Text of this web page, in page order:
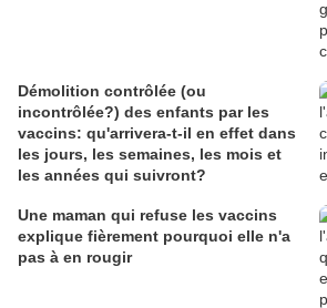
Démolition contrôlée (ou
incontrôlée?) des enfants par les
vaccins: qu'arrivera-t-il en effet dans
les jours, les semaines, les mois et
les années qui suivront?
Une maman qui refuse les vaccins
explique fièrement pourquoi elle n'a
pas à en rougir